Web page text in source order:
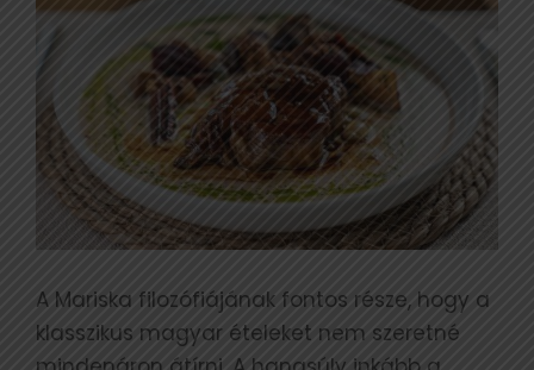
A Mariska filozófiájának fontos része, hogy a
klasszikus magyar ételeket nem szeretné